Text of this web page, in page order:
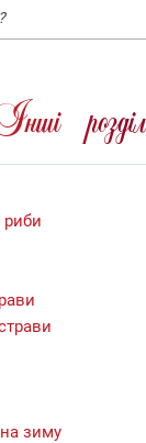
риби
зиму